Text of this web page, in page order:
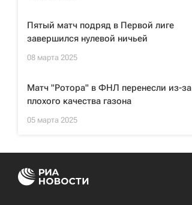
Пятый матч подряд в Первой лиге
завершился нулевой ничьей
08 марта 2025
Матч "Ротора" в ФНЛ перенесли из-за
плохого качества газона
05 марта 2025